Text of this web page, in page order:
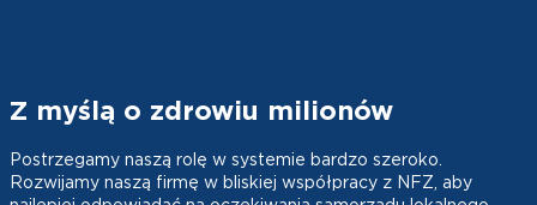
Z myślą o zdrowiu milionów
Postrzegamy naszą rolę w systemie bardzo szeroko.
Rozwijamy naszą firmę w bliskiej współpracy z NFZ, aby